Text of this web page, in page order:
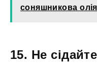
соняшникова олія
15. Не